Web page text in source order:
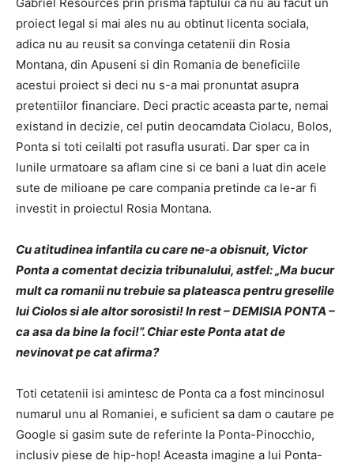
proiect legal si mai ales nu au obtinut licenta sociala,
adica nu au reusit sa convinga cetatenii din Rosia
Montana, din Apuseni si din Romania de beneficiile
acestui proiect si deci nu s-a mai pronuntat asupra
pretentiilor financiare. Deci practic aceasta parte, nemai
existand in decizie, cel putin deocamdata Ciolacu, Bolos,
Ponta si toti ceilalti pot rasufla usurati. Dar sper ca in
lunile urmatoare sa aflam cine si ce bani a luat din acele
sute de milioane pe care compania pretinde ca le-ar fi
investit in proiectul Rosia Montana.
Cu atitudinea infantila cu care ne-a obisnuit, Victor
Ponta a comentat decizia tribunalului, astfel: „Ma bucur
mult ca romanii nu trebuie sa plateasca pentru greselile
lui Ciolos si ale altor sorosisti! In rest – DEMISIA PONTA –
ca asa da bine la foci!”. Chiar este Ponta atat de
nevinovat pe cat afirma?
Toti cetatenii isi amintesc de Ponta ca a fost mincinosul
numarul unu al Romaniei, e suficient sa dam o cautare pe
Google si gasim sute de referinte la Ponta-Pinocchio,
inclusiv piese de hip-hop! Aceasta imagine a lui Ponta-